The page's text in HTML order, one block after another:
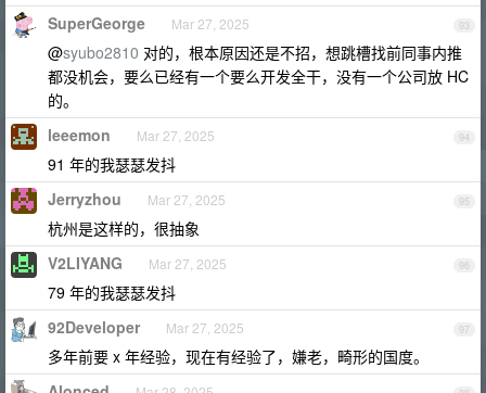
93
SuperGeorge Mar 27, 2025
@syubo2810 对的，根本原因还是不招，想跳槽找前同事内推
都没机会，要么已经有一个要么开发全干，没有一个公司放 HC
的。
94
leeemon Mar 27, 2025
91 年的我瑟瑟发抖
95
Jerryzhou Mar 27, 2025
杭州是这样的，很抽象
96
V2LIYANG Mar 27, 2025
79 年的我瑟瑟发抖
97
92Developer Mar 27, 2025
多年前要 x 年经验，现在有经验了，嫌老，畸形的国度。